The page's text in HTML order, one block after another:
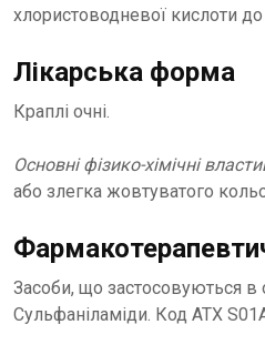
хлористоводневої кислоти до
Лікарська форма
Краплі очні.
Основні фізико-хімічні
або злегка жовтуватого
Засоби, що застосовуються в
Сульфаніламіди. Код ATХ